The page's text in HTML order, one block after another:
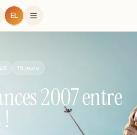
EL
15 jours
2007 entre
!